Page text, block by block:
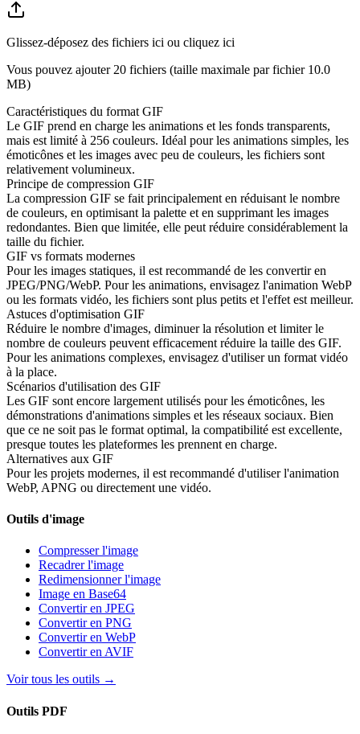
Glissez-déposez des fichiers ici ou cliquez ici
Vous pouvez ajouter 20 fichiers (taille maximale par fichier 10.0
MB)
Caractéristiques du format GIF
Le GIF prend en charge les animations et les fonds transparents,
mais est limité à 256 couleurs. Idéal pour les animations simples, les
émoticônes et les images avec peu de couleurs, les fichiers sont
relativement volumineux.
Principe de compression GIF
La compression GIF se fait principalement en réduisant le nombre
de couleurs, en optimisant la palette et en supprimant les images
redondantes. Bien que limitée, elle peut réduire considérablement la
taille du fichier.
GIF vs formats modernes
Pour les images statiques, il est recommandé de les convertir en
JPEG/PNG/WebP. Pour les animations, envisagez l'animation WebP
ou les formats vidéo, les fichiers sont plus petits et l'effet est meilleur.
Astuces d'optimisation GIF
Réduire le nombre d'images, diminuer la résolution et limiter le
nombre de couleurs peuvent efficacement réduire la taille des GIF.
Pour les animations complexes, envisagez d'utiliser un format vidéo
à la place.
Scénarios d'utilisation des GIF
Les GIF sont encore largement utilisés pour les émoticônes, les
démonstrations d'animations simples et les réseaux sociaux. Bien
que ce ne soit pas le format optimal, la compatibilité est excellente,
presque toutes les plateformes les prennent en charge.
Alternatives aux GIF
Pour les projets modernes, il est recommandé d'utiliser l'animation
WebP, APNG ou directement une vidéo.
Outils d'image
Compresser l'image
Recadrer l'image
Redimensionner l'image
Image en Base64
Convertir en JPEG
Convertir en PNG
Convertir en WebP
Convertir en AVIF
Voir tous les outils →
Outils PDF